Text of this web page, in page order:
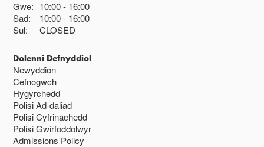
Gwe: 10:00 16:00
Sad:
10:00 16:00
Sul:
CLOSED
Dolenni Defnyddiol
Newyddion
Cefnogwch
Hygyrchedd
Polisi Ad-daliad
Polisi Cyfrinachedd
Polisi Gwirfoddolwyr
Admissions Policy